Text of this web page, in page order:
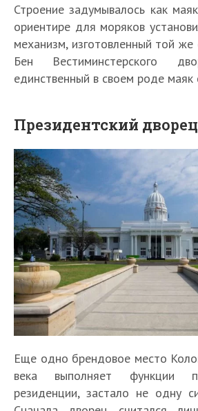
Строение задумывалось как
ориентире для моряков
механизм, изготовленный той
Бен Вестиминстерского
единственный в своем роде маяк
Президентский дворец
Еще одно брендовое место
века выполняет функции
резиденции, застало не одну